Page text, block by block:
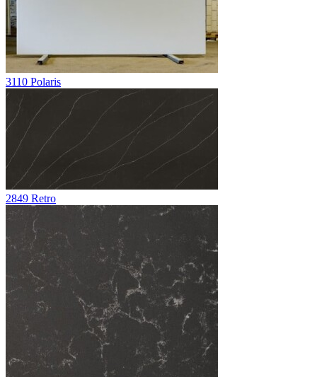
3110 Polaris
2849 Retro